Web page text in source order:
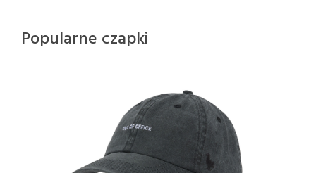
Popularne czapki